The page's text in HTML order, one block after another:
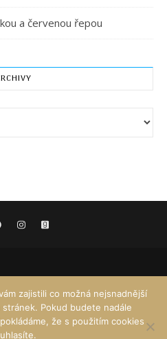
a červenou řepou
zajistili co možná nejsnadnější
Pokud budete nadále
že s použitím cookies